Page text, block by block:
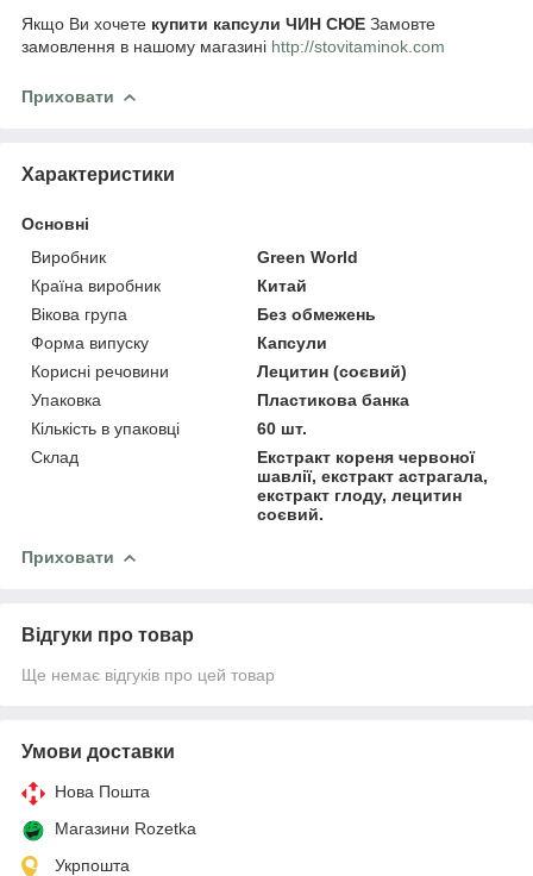
Якщо Ви хочете купити капсули ЧИН СЮЕ Замовте
замовлення в нашому магазині http://stovitaminok.com
Приховати
Характеристики
Основні
Виробник
Green World
Країна виробник
Китай
Вікова група
Без обмежень
Форма випуску
Капсули
Корисні речовини
Лецитин (соєвий)
Упаковка
Пластикова банка
Кількість в упаковці
60 шт.
Склад
Екстракт кореня червоної
шавлії, екстракт астрагала,
екстракт глоду, лецитин
соєвий.
Приховати
Відгуки про товар
Ще немає відгуків про цей товар
Умови доставки
Нова Пошта
Магазини Rozetka
Укрпошта